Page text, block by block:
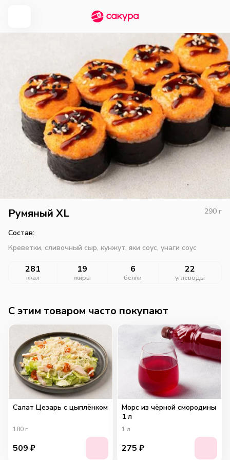
Румяный XL 290 г
Состав:
Креветки, сливочный сыр, кунжут, яки соус, унаги соус
281
ккал
19
жиры
6
белки
22
углеводы
C этим товаром часто покупают
Салат Цезарь с цыплёнком
180 г
509 ₽
Морс из чёрной смородины
1 л
1 л
275 ₽